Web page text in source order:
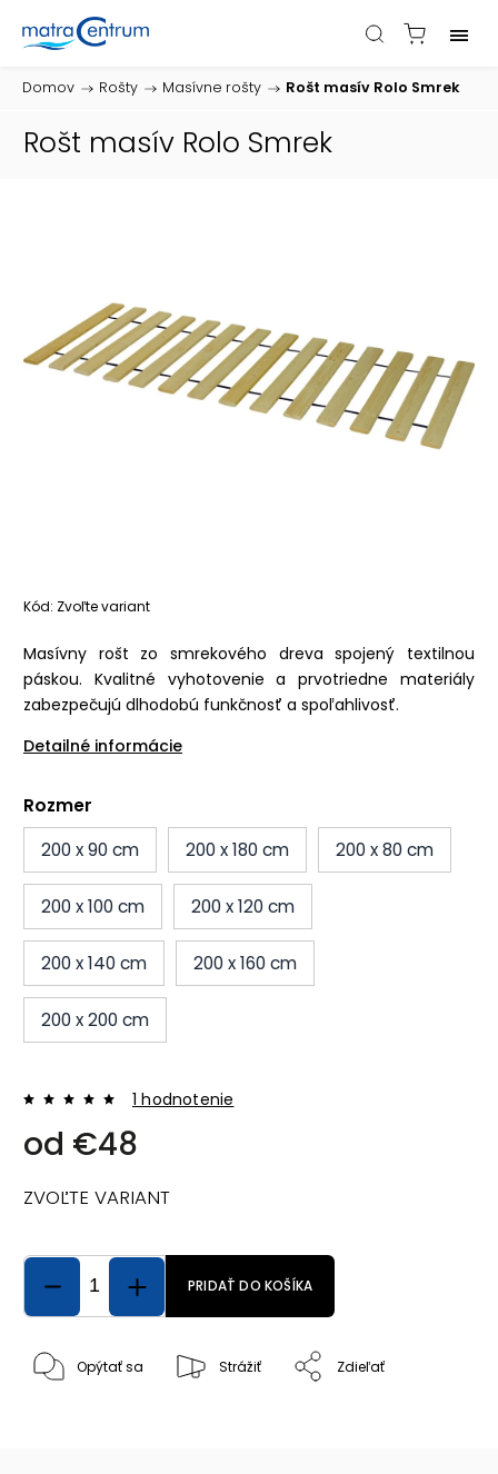
Domov / Rošty / Masívne rošty / Rošt masív Rolo Smrek
Rošt masív Rolo Smrek
Kód: Zvoľte variant
Masívny rošt zo smrekového dreva spojený textilnou
páskou. Kvalitné vyhotovenie a prvotriedne materiály
zabezpečujú dlhodobú funkčnosť a spoľahlivosť.
Detailné informácie
Rozmer
200 x 90 cm
200 x 180 cm 200 x 80 cm
200 x 100 cm 200 x 120 cm
200 x 140 cm 200 x 160 cm
200 x 200 cm
1 hodnotenie
od €48
ZVOĽTE VARIANT
PRIDAŤ DO KOŠÍKA
Opýtať sa Strážiť Zdieľať